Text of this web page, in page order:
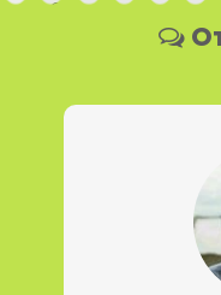
Какая у Вас
Вы можете оплатить
работаем с